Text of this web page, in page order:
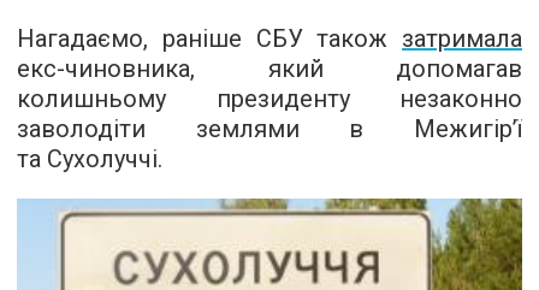
Нагадаємо, раніше СБУ також затримала
екс-чиновника, який допомагав
колишньому президенту незаконно
заволодіти землями в Межигір’ї
та Сухолуччі.